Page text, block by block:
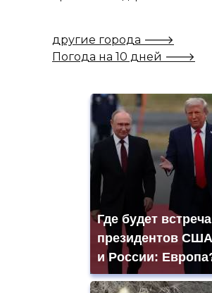
другие города 🡒
Погода на 10 дней 🡒
Где будет встреча
президентов США
и России: